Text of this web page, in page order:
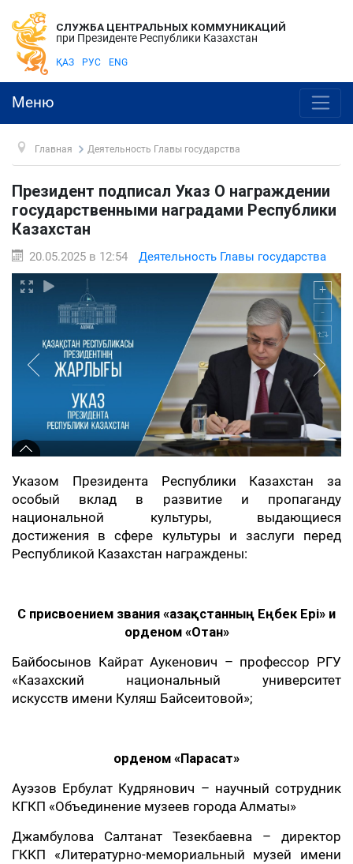
СЛУЖБА ЦЕНТРАЛЬНЫХ КОММУНИКАЦИЙ
при Президенте Республики Казахстан
ҚАЗ РУС ENG
Меню
Главная Деятельность Главы государства
Президент подписал Указ О награждении
государственными наградами Республики
Казахстан
20.05.2025 в 12:54 Деятельность Главы государства
Указом Президента Республики Казахстан за
особый вклад в развитие и пропаганду
национальной культуры, выдающиеся
достижения в сфере культуры и заслуги перед
Республикой Казахстан награждены:
С присвоением звания «Қазақстанның Еңбек Ері» и
орденом «Отан»
Байбосынов Кайрат Аукенович – профессор РГУ
«Казахский национальный университет
искусств имени Куляш Байсеитовой»;
орденом «Парасат»
Ауэзов Ербулат Кудрянович – научный сотрудник
КГКП «Объединение музеев города Алматы»
Джамбулова Салтанат Тезекбаевна – директор
ГККП «Литературно-мемориальный музей имени